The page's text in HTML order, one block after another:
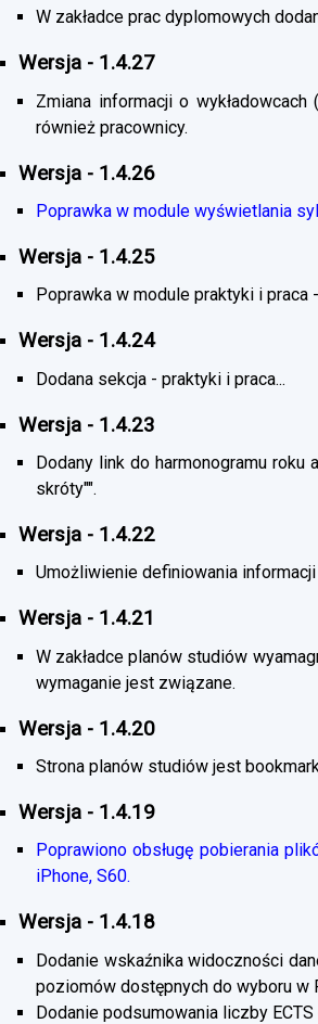
W zakładce prac dyplomowych
Wersja - 1.4.27
Zmiana informacji o
również pracownicy.
Wersja - 1.4.26
Poprawka w module wyświetlania
Wersja - 1.4.25
Poprawka w module praktyki i
Wersja - 1.4.24
Dodana sekcja - praktyki i praca...
Wersja - 1.4.23
Dodany link do harmonogramu
skróty"".
Wersja - 1.4.22
Umożliwienie definiowania
Wersja - 1.4.21
W zakładce planów studiów
wymaganie jest związane.
Wersja - 1.4.20
Strona planów studiów jest
Wersja - 1.4.19
Poprawiono obsługę pobierania
iPhone, S60.
Wersja - 1.4.18
Dodanie wskaźnika widoczności
poziomów dostępnych do wyboru w
Dodanie podsumowania liczby